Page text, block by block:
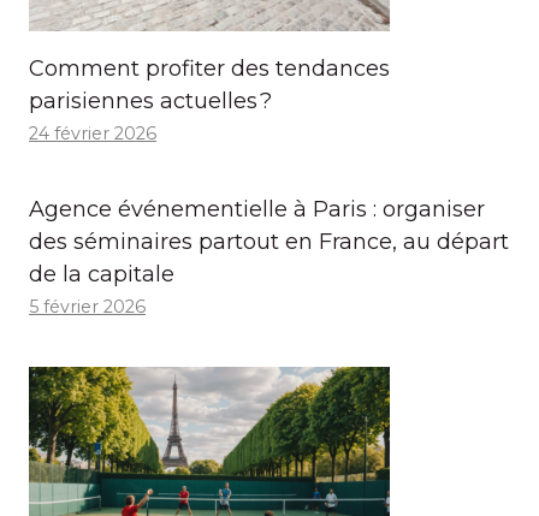
Comment profiter des tendances
parisiennes actuelles ?
24 février 2026
Agence événementielle à Paris : organiser
des séminaires partout en France, au départ
de la capitale
5 février 2026